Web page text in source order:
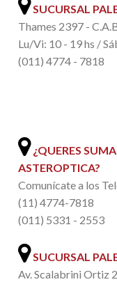
SUCURSAL
Thames 2397 -
Lu/Vi: 10 - 19 hs /
(011) 4774 - 7818
¿QUERES
ASTEROPTICA?
Comunícate a los
(11) 4774-7818
(011) 5331 - 2553
SUCURSAL
Av. Scalabrini Ortiz